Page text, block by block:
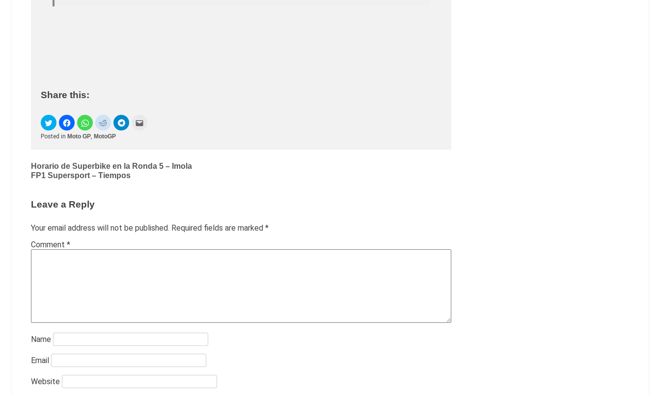
Share this:
Posted in Moto GP, MotoGP
Post
navigation
Horario de Superbike en la Ronda 5 – Imola
FP1 Supersport – Tiempos
Leave a Reply
Your email address will not be published. Required fields are marked *
Comment *
Name
Email
Website